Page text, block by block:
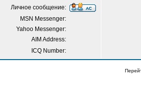
Личное сообщение:
MSN Messenger:
Yahoo Messenger:
AIM Address:
ICQ Number: